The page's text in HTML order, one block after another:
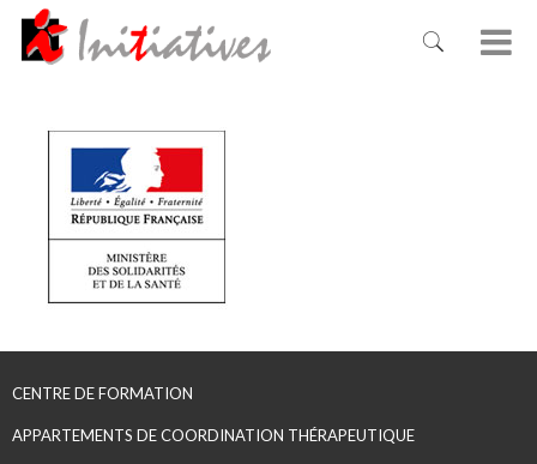
CENTRE DE FORMATION
APPARTEMENTS DE COORDINATION THÉRAPEUTIQUE